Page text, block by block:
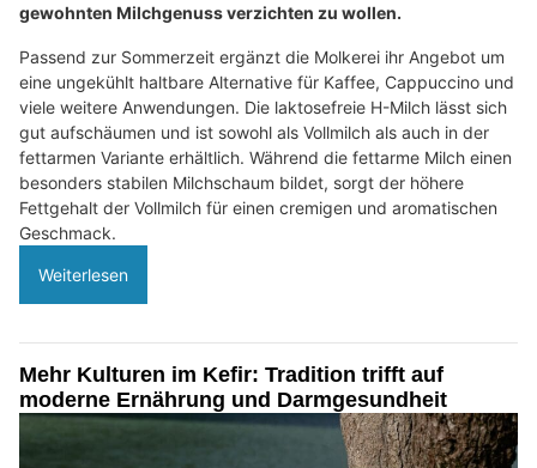
gewohnten Milchgenuss verzichten zu wollen.
Passend zur Sommerzeit ergänzt die Molkerei ihr Angebot um
eine ungekühlt haltbare Alternative für Kaffee, Cappuccino und
viele weitere Anwendungen. Die laktosefreie H-Milch lässt sich
gut aufschäumen und ist sowohl als Vollmilch als auch in der
fettarmen Variante erhältlich. Während die fettarme Milch einen
besonders stabilen Milchschaum bildet, sorgt der höhere
Fettgehalt der Vollmilch für einen cremigen und aromatischen
Geschmack.
Weiterlesen
Mehr Kulturen im Kefir: Tradition trifft auf
moderne Ernährung und Darmgesundheit